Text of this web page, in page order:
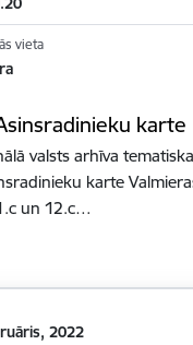
vieta
karte
valsts arhīva
karte
un 12.c…
2022